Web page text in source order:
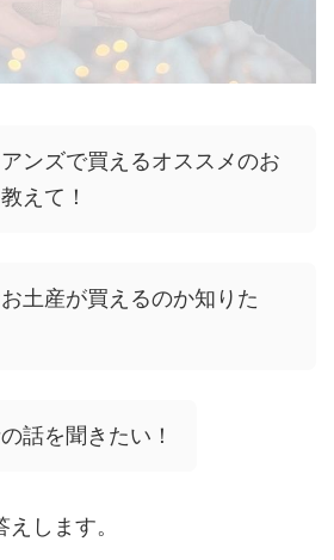
ンズで買えるオススメのお
えて！
土産が買えるのか知りた
話を聞きたい！
します。